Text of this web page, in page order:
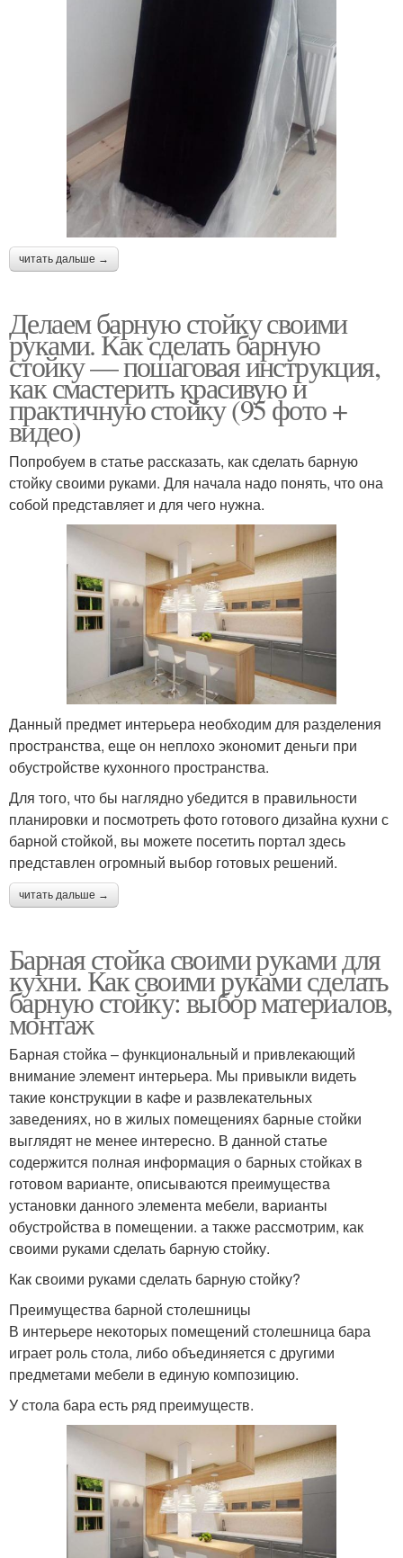
читать дальше →
Делаем барную стойку своими
руками. Как сделать барную
стойку — пошаговая инструкция,
как смастерить красивую и
практичную стойку (95 фото +
видео)
Попробуем в статье рассказать, как сделать барную
стойку своими руками. Для начала надо понять, что она
собой представляет и для чего нужна.
Данный предмет интерьера необходим для разделения
пространства, еще он неплохо экономит деньги при
обустройстве кухонного пространства.
Для того, что бы наглядно убедится в правильности
планировки и посмотреть фото готового дизайна кухни с
барной стойкой, вы можете посетить портал здесь
представлен огромный выбор готовых решений.
читать дальше →
Барная стойка своими руками для
кухни. Как своими руками сделать
барную стойку: выбор материалов,
монтаж
Барная стойка – функциональный и привлекающий
внимание элемент интерьера. Мы привыкли видеть
такие конструкции в кафе и развлекательных
заведениях, но в жилых помещениях барные стойки
выглядят не менее интересно. В данной статье
содержится полная информация о барных стойках в
готовом варианте, описываются преимущества
установки данного элемента мебели, варианты
обустройства в помещении. а также рассмотрим, как
своими руками сделать барную стойку.
Как своими руками сделать барную стойку?
Преимущества барной столешницы
В интерьере некоторых помещений столешница бара
играет роль стола, либо объединяется с другими
предметами мебели в единую композицию.
У стола бара есть ряд преимуществ.